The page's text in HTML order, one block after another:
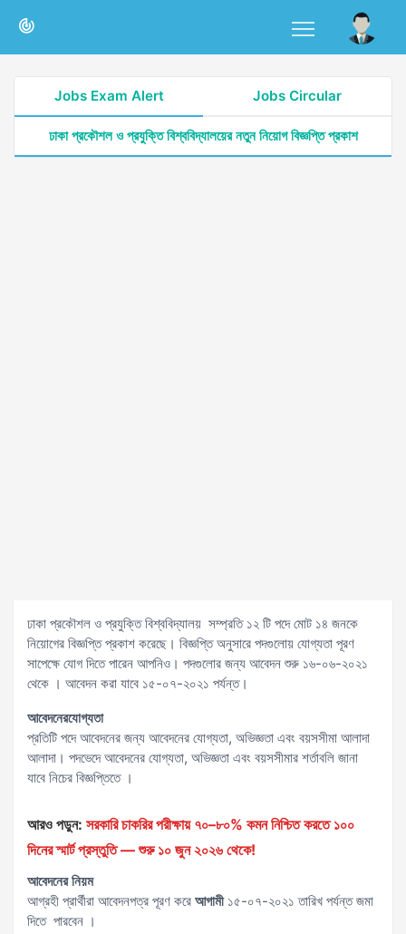
Jobs Exam Alert Jobs Circular
ঢাকা প্রকৌশল ও প্রযুক্তি বিশ্ববিদ্যালয়ের নতুন নিয়োগ বিজ্ঞপ্তি প্রকাশ
ঢাকা প্রকৌশল ও প্রযুক্তি বিশ্ববিদ্যালয় সম্প্রতি ১২ টি পদে মোট ১৪ জনকে
নিয়োগের বিজ্ঞপ্তি প্রকাশ করেছে। বিজ্ঞপ্তি অনুসারে পদগুলোয় যোগ্যতা পূরণ
সাপেক্ষে যোগ দিতে পারেন আপনিও। পদগুলোর জন্য আবেদন শুরু ১৬-০৬-২০২১
থেকে । আবেদন করা যাবে ১৫-০৭-২০২১ পর্যন্ত।
আবেদনেরযোগ্যতা
প্রতিটি পদে আবেদনের জন্য আবেদনের যোগ্যতা, অভিজ্ঞতা এবং বয়সসীমা আলাদা
আলাদা। পদভেদে আবেদনের যোগ্যতা, অভিজ্ঞতা এবং বয়সসীমার শর্তাবলি জানা
যাবে নিচের বিজ্ঞপ্তিতে ।
আরও পড়ুন: সরকারি চাকরির পরীক্ষায় ৭০–৮০% কমন নিশ্চিত করতে ১০০
দিনের স্মার্ট প্রস্তুতি — শুরু ১০ জুন ২০২৬ থেকে!
আবেদনের নিয়ম
আগ্রহী প্রার্থীরা আবেদনপত্র পূরণ করে আগামী ১৫-০৭-২০২১ তারিখ পর্যন্ত জমা
দিতে পারবেন ।